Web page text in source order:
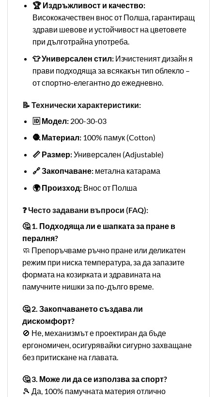
🏆 Издръжливост и качество:
Висококачествен внос от Полша, гарантиращ
здрави шевове и устойчивост на цветовете
при дълготрайна употреба.
👕 Универсален стил:Изчистеният дизайн я
прави подходяща за всякакън тип облекло –
от спортно-елегантно до ежедневно.
📝 Технически характеристики:
🆔 Модел:200-30-03
🧶 Материал:100% памук (Cotton)
📏 Размер:Универсален (Adjustable)
🔗 Закопчаване:метална катарама
🌍 Произход:Внос от Полша
❓ Често задавани въпроси (FAQ):
🤔 1. Подходяща ли е шапката за пране в
пералня?
🧼 Препоръчваме ръчно пране или деликатен
режим при ниска температура, за да запазите
формата на козирката и здравината на
памучните нишки за по-дълго време.
🤔 2. Закопчаването създава ли
дискомфорт?
🚫 Не, механизмът е проектиран да бъде
ергономичен, осигурявайки сигурно захващане
без притискане на главата.
🤔 3. Може ли да се използва за спорт?
🎾 Да, 100% памучната материя отлично